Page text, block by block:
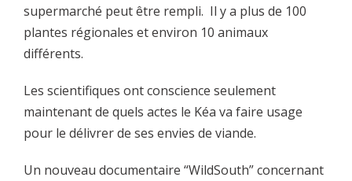
supermarché peut être rempli. Il y a plus de 100
plantes régionales et environ 10 animaux
différents.
Les scientifiques ont conscience seulement
maintenant de quels actes le Kéa va faire usage
pour le délivrer de ses envies de viande.
Un nouveau documentaire “WildSouth” concernant